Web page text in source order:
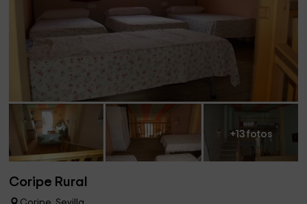
+13 fotos
Coripe Rural